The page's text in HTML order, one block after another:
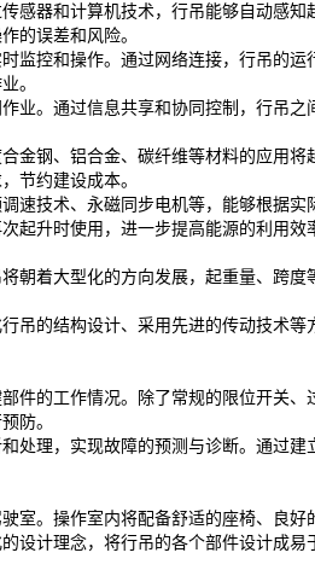
感器和计算机技术，行吊能够自动感
的误差和风险。
控和操作。通过网络连接，行吊的
。
。通过信息共享和协同控制，行吊
金钢、铝合金、碳纤维等材料的应用
节约建设成本。
速技术、永磁同步电机等，能够根据
起升时使用，进一步提高能源的利用效
朝着大型化的方向发展，起重量、跨
吊的结构设计、采用先进的传动技术
件的工作情况。除了常规的限位开关
防。
处理，实现故障的预测与诊断。通过
。操作室内将配备舒适的座椅、良
设计理念，将行吊的各个部件设计成